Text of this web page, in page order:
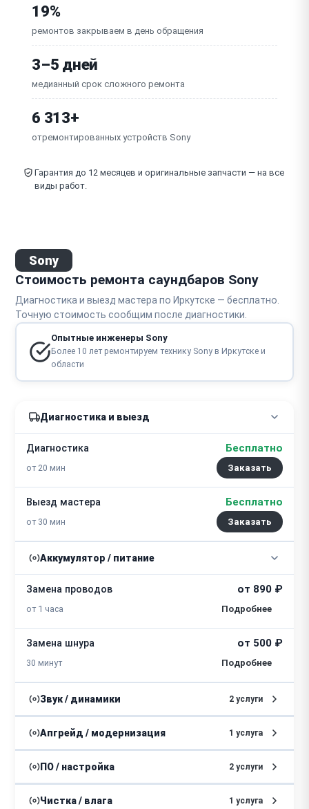
19%
ремонтов закрываем в день обращения
3–5 дней
медианный срок сложного ремонта
6 313+
отремонтированных устройств Sony
Гарантия до 12 месяцев и оригинальные запчасти — на все
виды работ.
Sony
Стоимость ремонта саундбаров Sony
Диагностика и выезд мастера по Иркутске — бесплатно.
Точную стоимость сообщим после диагностики.
Опытные инженеры Sony
Более 10 лет ремонтируем технику Sony в Иркутске и
области
Диагностика и выезд
Диагностика
от 20 мин
Бесплатно
Заказать
Выезд мастера
от 30 мин
Бесплатно
Заказать
Аккумулятор / питание
Замена проводов
от 1 часа
от 890 ₽
Замена шнура
30 минут
от 500 ₽
Звук / динамики 2 услуги
Замена усилителя
от 1,5 часов
от 880 ₽
Ремонт динамиков
от 2 часов
от 890 ₽
Апгрейд / модернизация 1 услуга
Модернизация
от 1 часа
от 2320 ₽
ПО / настройка 2 услуги
Устранение ошибок от 2000 ₽
Чистка / влага 1 услуга